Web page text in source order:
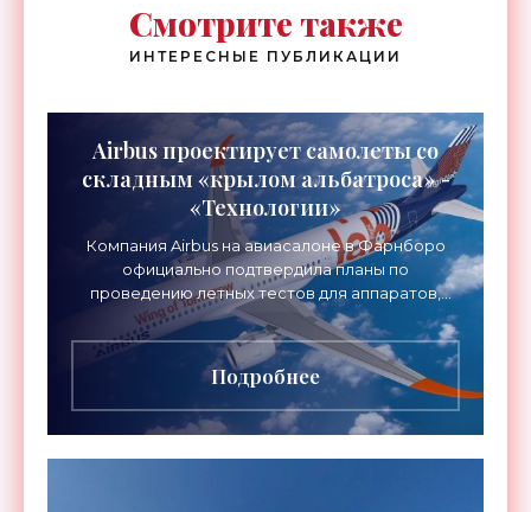
Смотрите также
ИНТЕРЕСНЫЕ ПУБЛИКАЦИИ
Airbus проектирует самолеты со
складным «крылом альбатроса» -
«Технологии»
Компания Airbus на авиасалоне в Фарнборо
официально подтвердила планы по
проведению летных тестов для аппаратов,
созданных в рамках нового проекта «Крыло
будущего». Цель разработки
Подробнее